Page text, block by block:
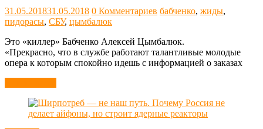
31.05.201831.05.2018 0 Комментариев бабченко, жиды,
пидорасы, СБУ, цымбалюк
Это «киллер» Бабченко Алексей Цымбалюк.
«Прекрасно, что в службе работают талантливые молодые
опера к которым спокойно идешь с информацией о заказах